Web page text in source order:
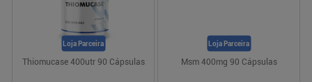
Loja Parceira
Thiomucase 400utr 90 Cápsulas
Loja Parceira
Msm 400mg 90 Cápsulas